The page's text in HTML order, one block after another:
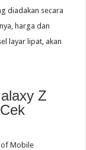
diadakan secara
harga dan
layar lipat, akan
Z
of Mobile